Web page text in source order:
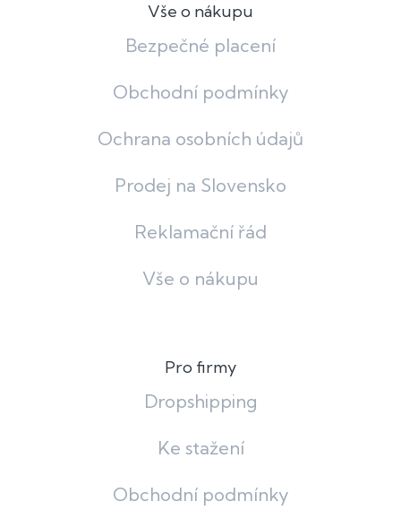
Vše o nákupu
Bezpečné placení
Obchodní podmínky
Ochrana osobních údajů
Prodej na Slovensko
Reklamační řád
Vše o nákupu
Pro firmy
Dropshipping
Ke stažení
Obchodní podmínky